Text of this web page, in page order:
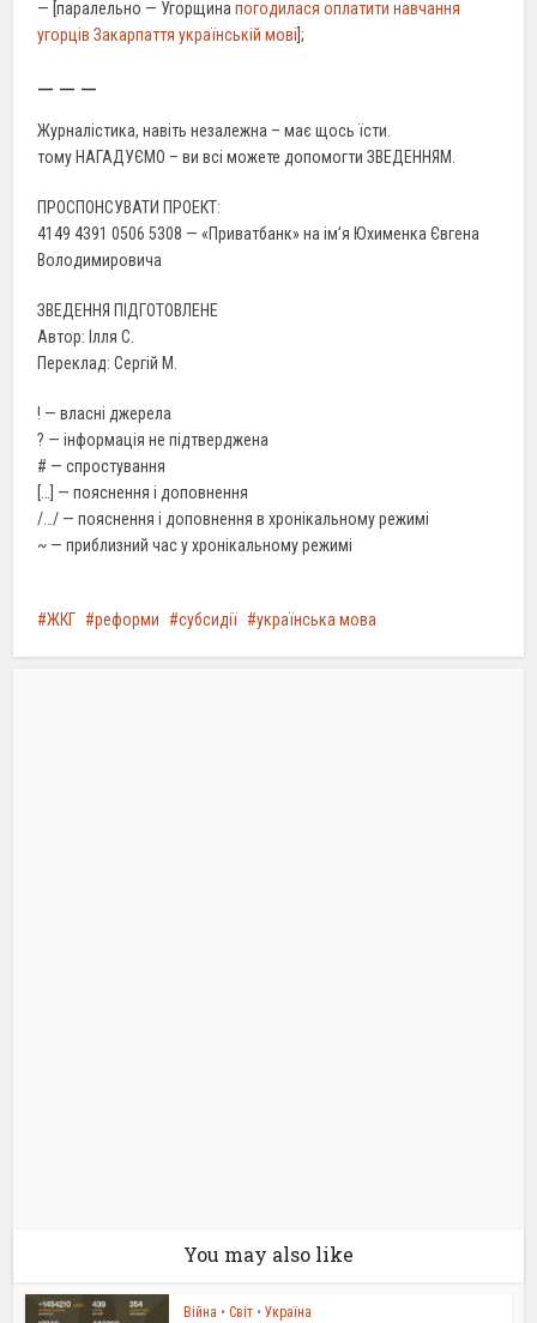
— [паралельно — Угорщинапогодилася оплатити навчання
угорців Закарпаття українській мові ];
— — —
Журналістика, навіть незалежна – має щось їсти.
тому НАГАДУЄМО – ви всі можете допомогти ЗВЕДЕННЯМ.
ПРОСПОНСУВАТИ ПРОЕКТ:
4149 4391 0506 5308 — «Приватбанк» на ім’я Юхименка Євгена
Володимировича
ЗВЕДЕННЯ ПІДГОТОВЛЕНЕ
Автор: Ілля С.
Переклад: Сергій М.
! — власні джерела
? — інформація не підтверджена
# — спростування
[…] — пояснення і доповнення
/…/ — пояснення і доповнення в хронікальному режимі
~ — приблизний час у хронікальному режимі
ЖКГ реформи субсидії українська мова
You may also like
Війна • Світ • Україна